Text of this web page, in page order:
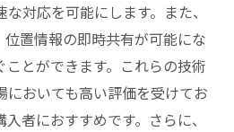
対応を可能にします。また、
位置情報の即時共有が可能にな
ことができます。これらの技術
においても高い評価を受けてお
者におすすめです。さらに、